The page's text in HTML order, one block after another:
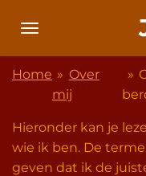
direct
naar
de
hoofdinhoud
Home » Over
mij
»
Hieronder kan je
wie ik ben. De
geven dat ik de